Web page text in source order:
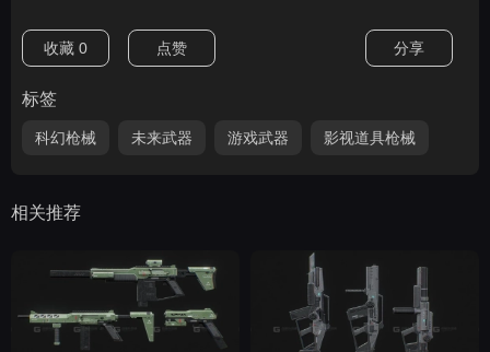
收藏 0 点赞 分享
标签
科幻枪械 未来武器 游戏武器 影视道具枪械
相关推荐